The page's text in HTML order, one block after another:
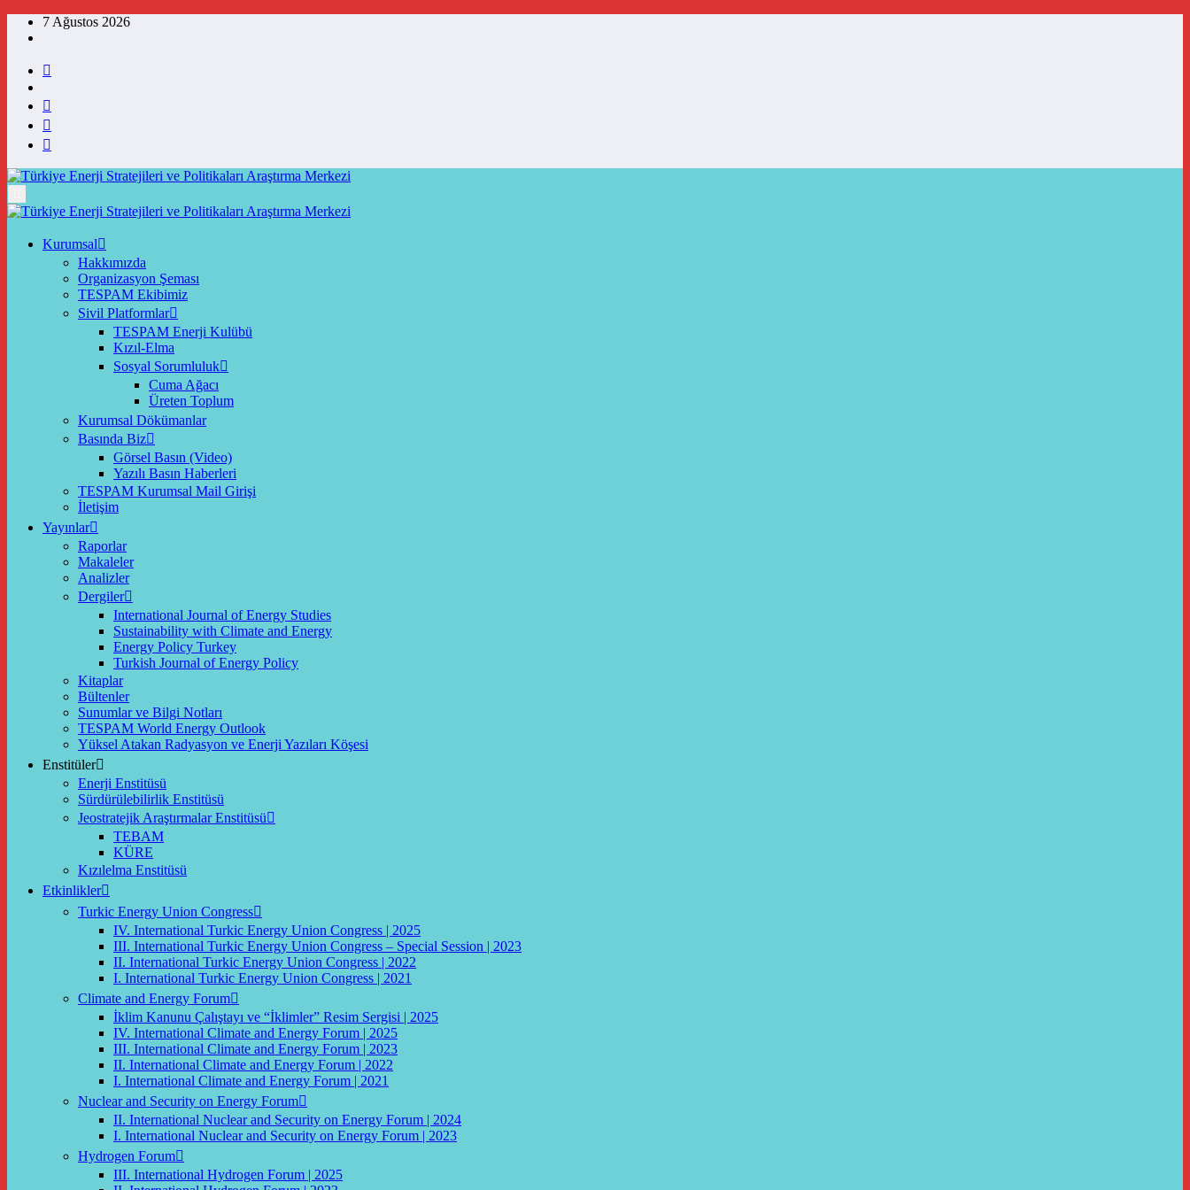
İçeriğe7 Ağustos 2026
Kurumsal
Hakkımızda
Organizasyon Şeması
TESPAM Ekibimiz
Sivil Platformlar
TESPAM Enerji Kulübü
Kızıl-Elma
Sosyal Sorumluluk
Cuma Ağacı
Üreten Toplum
Kurumsal Dökümanlar
Basında Biz
Görsel Basın (Video)
Yazılı Basın Haberleri
TESPAM Kurumsal Mail Girişi
İletişim
Yayınlar
Raporlar
Makaleler
Analizler
Dergiler
International Journal of Energy Studies
Sustainability with Climate and Energy
Energy Policy Turkey
Turkish Journal of Energy Policy
Kitaplar
Bültenler
Sunumlar ve Bilgi Notları
TESPAM World Energy Outlook
Yüksel Atakan Radyasyon ve Enerji Yazıları Köşesi
Enstitüler
Enerji Enstitüsü
Sürdürülebilirlik Enstitüsü
Jeostratejik Araştırmalar Enstitüsü
TEBAM
KÜRE
Kızılelma Enstitüsü
Etkinlikler
Turkic Energy Union Congress
IV. International Turkic Energy Union Congress | 2025
III. International Turkic Energy Union Congress – Special Session | 2023
II. International Turkic Energy Union Congress | 2022
I. International Turkic Energy Union Congress | 2021
Climate and Energy Forum
İklim Kanunu Çalıştayı ve “İklimler” Resim Sergisi | 2025
IV. International Climate and Energy Forum | 2025
III. International Climate and Energy Forum | 2023
II. International Climate and Energy Forum | 2022
I. International Climate and Energy Forum | 2021
Nuclear and Security on Energy Forum
II. International Nuclear and Security on Energy Forum | 2024
I. International Nuclear and Security on Energy Forum | 2023
Hydrogen Forum
III. International Hydrogen Forum | 2025